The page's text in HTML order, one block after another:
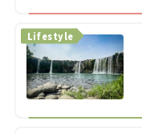
Lifestyle